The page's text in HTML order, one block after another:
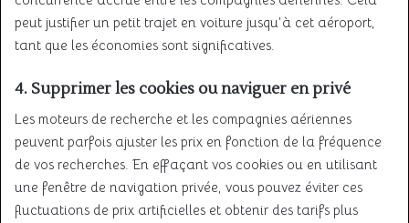
peut justifier un petit trajet en voiture jusqu’à cet aéroport,
tant que les économies sont significatives.
4. Supprimer les cookies ou naviguer en privé
Les moteurs de recherche et les compagnies aériennes
peuvent parfois ajuster les prix en fonction de la fréquence
de vos recherches. En effaçant vos cookies ou en utilisant
une fenêtre de navigation privée, vous pouvez éviter ces
fluctuations de prix artificielles et obtenir des tarifs plus